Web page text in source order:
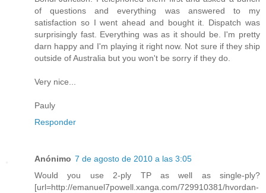
of questions and everything was answered to my
satisfaction so I went ahead and bought it. Dispatch was
surprisingly fast. Everything was as it should be. I'm pretty
darn happy and I'm playing it right now. Not sure if they ship
outside of Australia but you won't be sorry if they do.
Very nice...
Pauly
Responder
Anónimo 7 de agosto de 2010 a las 3:05
Would you use 2-ply TP as well as single-ply?
[url=http://emanuel7powell.xanga.com/729910381/hvordan-